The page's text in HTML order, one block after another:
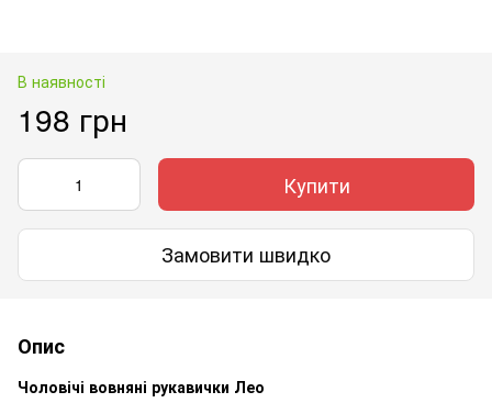
В наявності
198 грн
Купити
Замовити швидко
Опис
Чоловічі вовняні рукавички Лео